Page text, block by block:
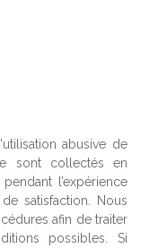
abusive de
sont collectés en
l’expérience
satisfaction. Nous
afin de traiter
possibles. Si